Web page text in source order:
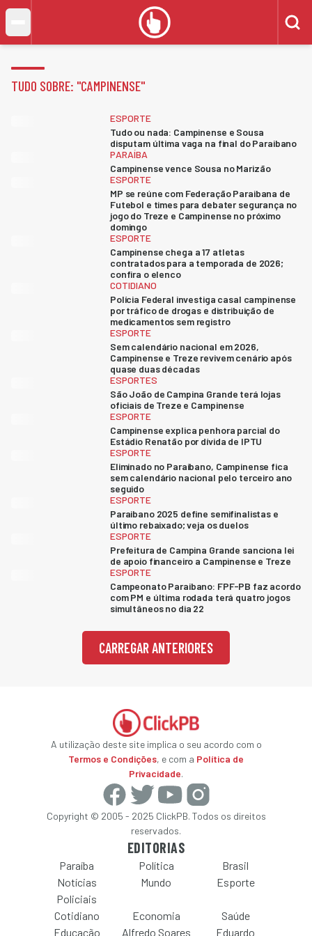
TUDO SOBRE: "CAMPINENSE"
ESPORTE
Tudo ou nada: Campinense e Sousa
disputam última vaga na final do Paraibano
PARAÍBA
Campinense vence Sousa no Marizão
ESPORTE
MP se reúne com Federação Paraibana de
Futebol e times para debater segurança no
jogo do Treze e Campinense no próximo
domingo
ESPORTE
Campinense chega a 17 atletas
contratados para a temporada de 2026;
confira o elenco
COTIDIANO
Polícia Federal investiga casal campinense
por tráfico de drogas e distribuição de
medicamentos sem registro
ESPORTE
Sem calendário nacional em 2026,
Campinense e Treze revivem cenário após
quase duas décadas
ESPORTES
São João de Campina Grande terá lojas
oficiais de Treze e Campinense
ESPORTE
Campinense explica penhora parcial do
Estádio Renatão por dívida de IPTU
ESPORTE
Eliminado no Paraibano, Campinense fica
sem calendário nacional pelo terceiro ano
seguido
ESPORTE
Paraibano 2025 define semifinalistas e
último rebaixado; veja os duelos
ESPORTE
Prefeitura de Campina Grande sanciona lei
de apoio financeiro a Campinense e Treze
ESPORTE
Campeonato Paraibano: FPF-PB faz acordo
com PM e última rodada terá quatro jogos
simultâneos no dia 22
CARREGAR ANTERIORES
A utilização deste site implica o seu acordo com o
Termos e Condições, e com a Política de
Privacidade.
Copyright © 2005 - 2025 ClickPB. Todos os direitos
reservados.
EDITORIAS
Paraíba Política
Brasil
Notícias
Policiais
Mundo Esporte
Cotidiano Economia
Saúde
Educação
Alfredo Soares Eduardo